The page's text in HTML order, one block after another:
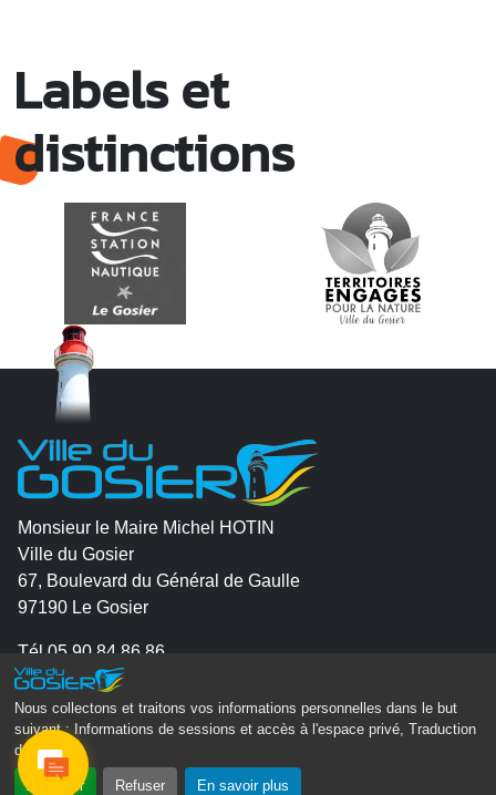
Nous collectons et traitons vos informations personnelles dans le but
suivant :
Informations de sessions et accès à l'espace privé, Traduction
des pages .
Accepter Refuser En savoir plus
Labels et
distinctions
Monsieur le Maire Michel HOTIN
Ville du Gosier
67, Boulevard du Général de Gaulle
97190 Le Gosier
Tél. 05 90 84 86 86
Envoyer un email
Contacter la P.R.A.D.A
Contactez le délégué à la protection des données
personnelles - D.P.O